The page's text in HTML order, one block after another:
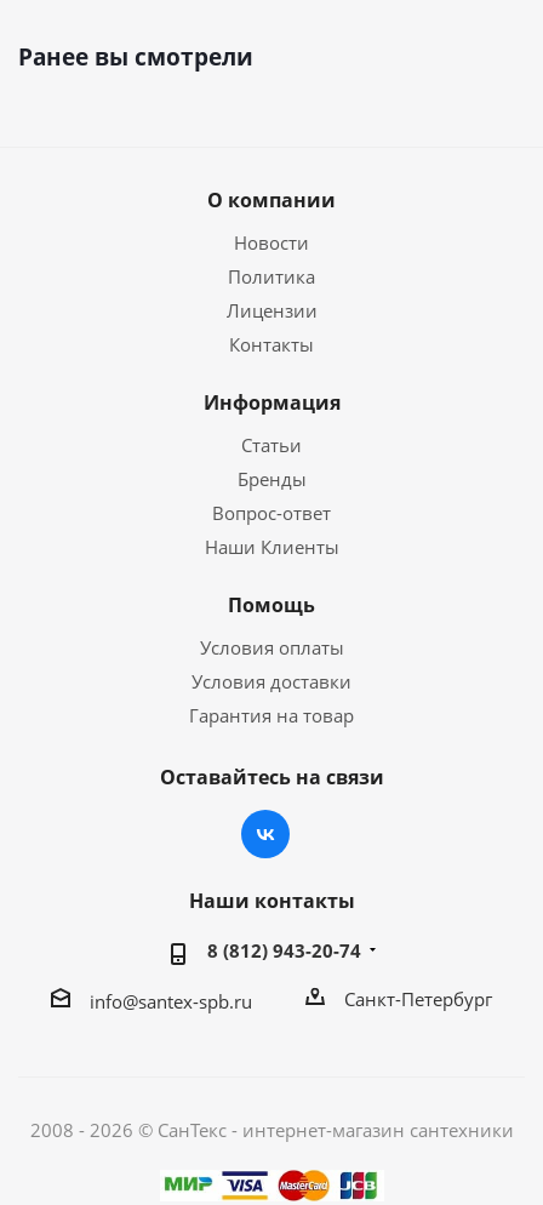
Ранее вы смотрели
О компании
Новости
Политика
Лицензии
Контакты
Информация
Статьи
Бренды
Вопрос-ответ
Наши Клиенты
Помощь
Условия оплаты
Условия доставки
Гарантия на товар
Оставайтесь на связи
Наши контакты
8 (812) 943-20-74
info@santex-spb.ru Санкт-Петербург
2008 - 2026 © СанТекс - интернет-магазин cантехники